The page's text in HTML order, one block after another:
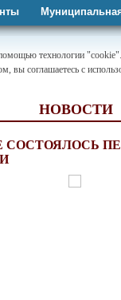
технологии "cookie".
вы соглашаетесь с
НОВОСТИ